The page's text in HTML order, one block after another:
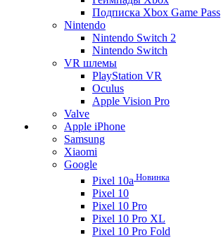
Подписка Xbox Game Pass
Nintendo
Nintendo Switch 2
Nintendo Switch
VR шлемы
PlayStation VR
Oculus
Apple Vision Pro
Valve
Apple iPhone
Samsung
Xiaomi
Google
Pixel 10a Новинка
Pixel 10
Pixel 10 Pro
Pixel 10 Pro XL
Pixel 10 Pro Fold